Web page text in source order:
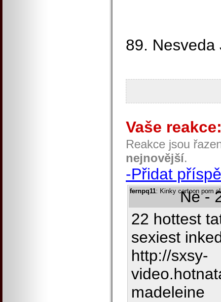
89.
Vaše
Reakce jsou
nejnovější.
-Přidat
fernpq11: Kinky cartoon porn
Ne -
22 hottest
sexiest
http://sxsy-
madeleine